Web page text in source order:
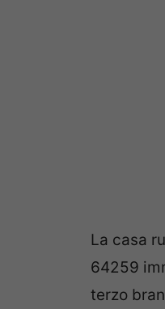
La casa
64259
terzo